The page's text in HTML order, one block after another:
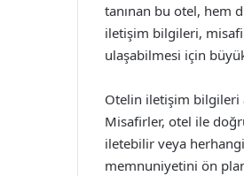
tanınan bu otel, hem
iletişim bilgileri,
ulaşabilmesi için
Otelin iletişim bilgileri
Misafirler, otel ile
iletebilir veya
memnuniyetini ön